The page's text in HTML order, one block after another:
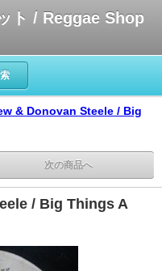
ト / Reggae Shop
& Donovan Steele / Big
次の商品へ
/ Big Things A